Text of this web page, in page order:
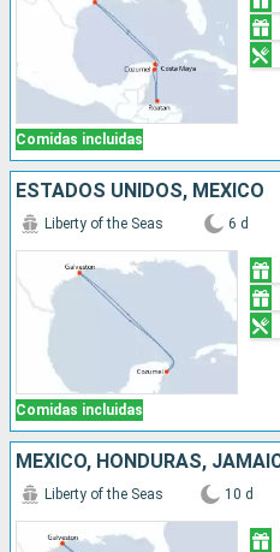
Comidas incluidas
ESTADOS UNIDOS, MÉXICO
Comidas incluidas
Liberty of the Seas 6 d
Liberty of the Seas 10 d